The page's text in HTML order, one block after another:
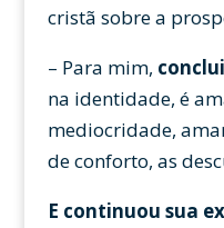
cristã sobre a
– Para mim,
na identidade, é
mediocridade,
de conforto, as
E continuou sua